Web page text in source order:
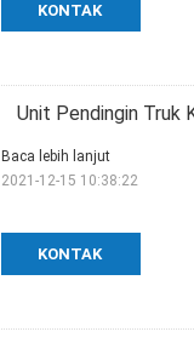
KONTAK
Unit Pendingin Truk
KONTAK
Baca lebih lanjut
2021-12-15 10:38:22